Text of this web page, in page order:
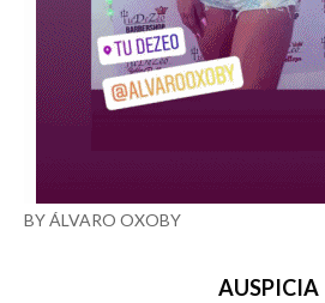
BY ÁLVARO OXOBY
AUSPICIA